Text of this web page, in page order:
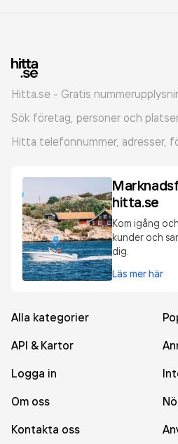
Hitta.se - Gratis
Sök företag, personer och
Hitta telefonnummer, adresser,
hitta.se
Kom igång
kunder och
dig.
Läs mer här
Alla kategorier
API & Kartor
Logga in
Om oss
Kontakta oss